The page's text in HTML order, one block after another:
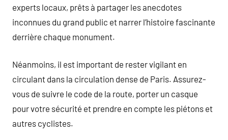
experts locaux, prêts à partager les anecdotes
inconnues du grand public et narrer l’histoire fascinante
derrière chaque monument.
Néanmoins, il est important de rester vigilant en
circulant dans la circulation dense de Paris. Assurez-
vous de suivre le code de la route, porter un casque
pour votre sécurité et prendre en compte les piétons et
autres cyclistes.